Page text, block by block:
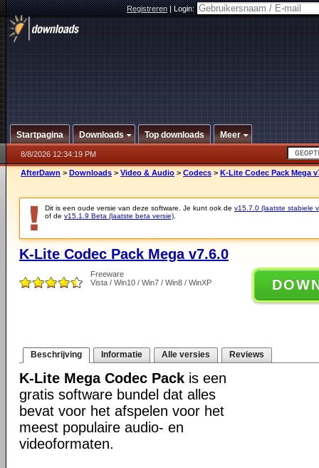
Registreren|Login:
Startpagina Downloads Top downloads Meer
8/8/2026 12:34:19 PM
AfterDawn > Downloads > Video & Audio > Codecs > K-Lite Codec Pack Mega
Dit is een oude versie van deze software. Je kunt ook de v15.7.0 (laatste stabiele
of de v15.1.9 Beta (laatste beta versie)
K-Lite Codec Pack Mega v7.6.0
Freeware
Vista / Win10 / Win7 / Win8 / WinXP
Beschrijving Informatie Alle versies Reviews
K-Lite Mega Codec Pack is een
gratis software bundel dat alles
bevat voor het afspelen voor het
meest populaire audio- en
videoformaten.